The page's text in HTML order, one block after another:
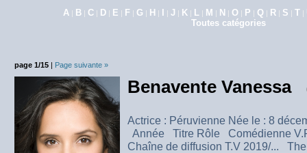
A | B | C | D | E | F | G | H | I |J | K | L | M | N | O | P | Q | R | S | T |
Toutes catégories
page 1/15 | Page suivante »
Benavente Vanessa
Actrice : Péruvienne Née le : 8
Année Titre Rôle Comédienne
Chaîne de diffusion T.V 2019/...